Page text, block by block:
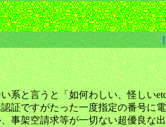
系と言うと「如何わしい、怪しい
証ですがたった一度指定の番号に
事架空請求等が一切ない超優良な